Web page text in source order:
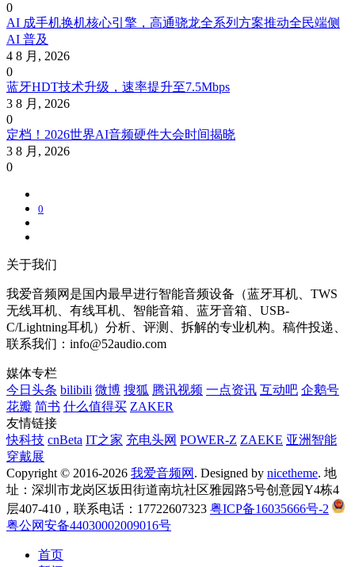
0
AI 成手机换机核心引擎，高通骁龙全系列方案推动全民端侧
AI 普及
4 8 月, 2026
0
蓝牙HDT技术升级，速率提升至7.5Mbps
3 8 月, 2026
0
定档！2026世界AI音频硬件大会时间揭晓
3 8 月, 2026
0
0
关于我们
我爱音频网是国内最早进行智能音频设备（蓝牙耳机、TWS
无线耳机、有线耳机、智能音箱、蓝牙音箱、USB-
C/Lightning耳机）分析、评测、拆解的专业机构。稿件投递、
联系我们：info@52audio.com
媒体专栏
今日头条 bilibili 微博 搜狐 腾讯视频 一点资讯 互动吧 企鹅号
花瓣 简书 什么值得买 ZAKER
友情链接
快科技 cnBeta IT之家 充电头网 POWER-Z ZAEKE 亚洲智能
穿戴展
Copyright © 2016-2026 我爱音频网 . Designed by nicetheme. 地
址：深圳市龙岗区坂田街道南坑社区雅园路5号创意园Y4栋4
层407-410，联系电话：17722607323 粤ICP备16035666号-2
粤公网安备44030002009016号
首页